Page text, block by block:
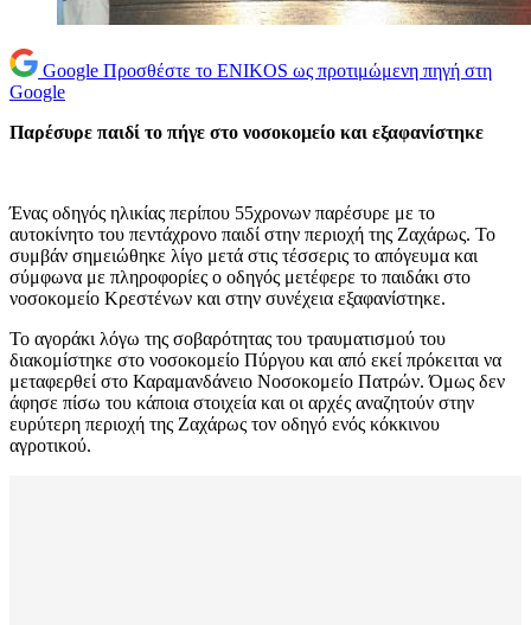
Google Προσθέστε το ENIKOS ως προτιμώμενη πηγή στη
Google
Παρέσυρε παιδί το πήγε στο νοσοκομείο και εξαφανίστηκε
Ένας οδηγός ηλικίας περίπου 55χρονων παρέσυρε με το
αυτοκίνητο του πεντάχρονο παιδί στην περιοχή της Ζαχάρως. To
συμβάν σημειώθηκε λίγο μετά στις τέσσερις το απόγευμα και
σύμφωνα με πληροφορίες ο οδηγός μετέφερε το παιδάκι στο
νοσοκομείο Κρεστένων και στην συνέχεια εξαφανίστηκε.
Το αγοράκι λόγω της σοβαρότητας του τραυματισμού του
διακομίστηκε στο νοσοκομείο Πύργου και από εκεί πρόκειται να
μεταφερθεί στο Καραμανδάνειο Νοσοκομείο Πατρών. Όμως δεν
άφησε πίσω του κάποια στοιχεία και οι αρχές αναζητούν στην
ευρύτερη περιοχή της Ζαχάρως τον οδηγό ενός κόκκινου
αγροτικού.